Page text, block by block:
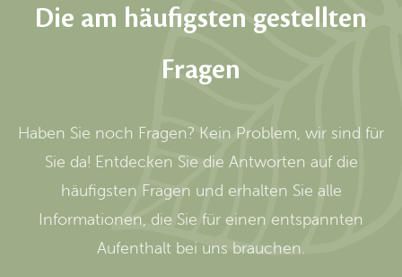
Die am häufigsten gestellten
Fragen
Haben Sie noch Fragen? Kein Problem, wir sind für
Sie da! Entdecken Sie die Antworten auf die
häufigsten Fragen und erhalten Sie alle
Informationen, die Sie für einen entspannten
Aufenthalt bei uns brauchen.